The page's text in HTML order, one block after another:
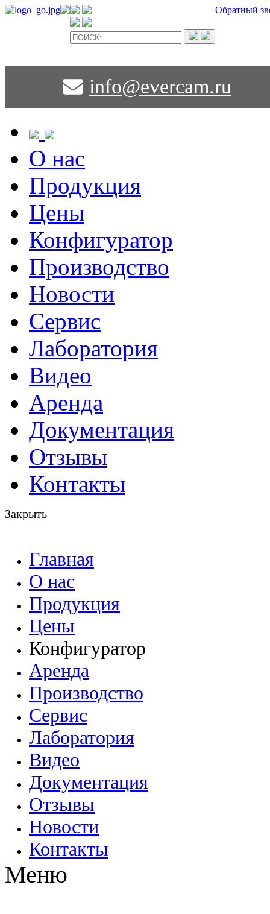
Обратный
info@evercam.ru
О нас
Продукция
Цены
Конфигуратор
Производство
Новости
Сервис
Лаборатория
Видео
Аренда
Документация
Отзывы
Контакты
Закрыть
Главная
О нас
Продукция
Цены
Конфигуратор
Аренда
Производство
Сервис
Лаборатория
Видео
Документация
Отзывы
Новости
Контакты
Меню